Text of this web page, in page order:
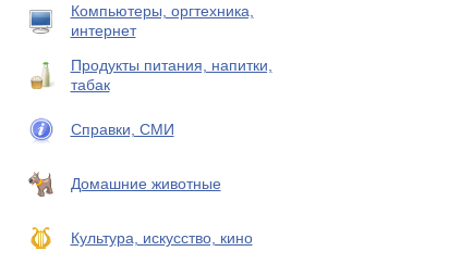
Компьютеры, оргтехника,
интернет
Продукты питания, напитки,
табак
Справки, СМИ
Домашние животные
Культура, искусство, кино